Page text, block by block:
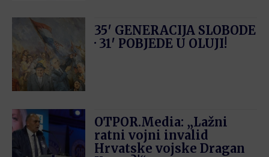
35′ GENERACIJA SLOBODE
· 31′ POBJEDE U OLUJI!
OTPOR.Media: „Lažni
ratni vojni invalid
Hrvatske vojske Dragan